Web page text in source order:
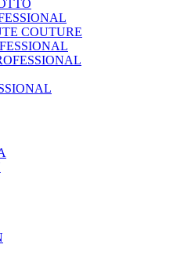
COUTURE